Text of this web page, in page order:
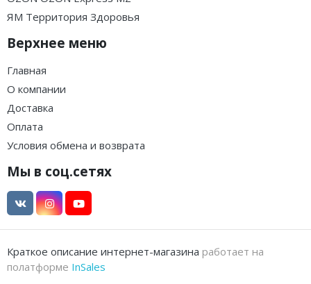
ЯМ Территория Здоровья
Верхнее меню
Главная
О компании
Доставка
Оплата
Условия обмена и возврата
Мы в соц.сетях
Краткое описание интернет-магазина работает на
полатформе InSales